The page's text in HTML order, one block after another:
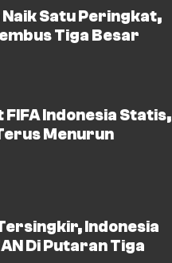
Naik Satu Peringkat,
Tiga Besar
Indonesia Statis,
Menurun
Indonesia
Di Putaran Tiga